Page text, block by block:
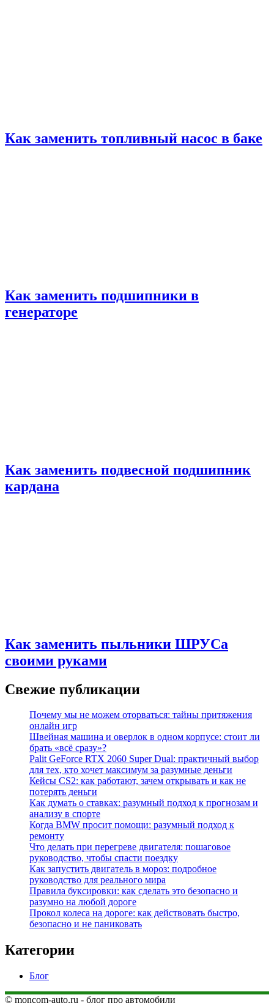
Как заменить топливный насос в баке
Как заменить подшипники в
генераторе
Как заменить подвесной подшипник
кардана
Как заменить пыльники ШРУСа
своими руками
Свежие публикации
Почему мы не можем оторваться: тайны притяжения
онлайн игр
Швейная машина и оверлок в одном корпусе: стоит ли
брать «всё сразу»?
Palit GeForce RTX 2060 Super Dual: практичный выбор
для тех, кто хочет максимум за разумные деньги
Кейсы CS2: как работают, зачем открывать и как не
потерять деньги
Как думать о ставках: разумный подход к прогнозам и
анализу в спорте
Когда BMW просит помощи: разумный подход к
ремонту
Что делать при перегреве двигателя: пошаговое
руководство, чтобы спасти поездку
Как запустить двигатель в мороз: подробное
руководство для реального мира
Правила буксировки: как сделать это безопасно и
разумно на любой дороге
Прокол колеса на дороге: как действовать быстро,
безопасно и не паниковать
Категории
Блог
© moncom-auto.ru - блог про автомобили